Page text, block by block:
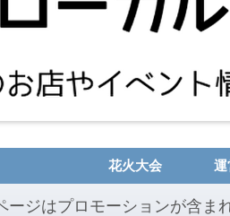
花火大会
ージはプロモーションが含ま